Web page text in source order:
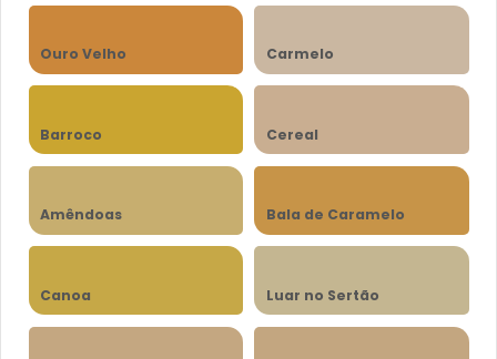
Ouro Velho Carmelo
Barroco Cereal
Amêndoas Bala de Caramelo
Canoa Luar no Sertão